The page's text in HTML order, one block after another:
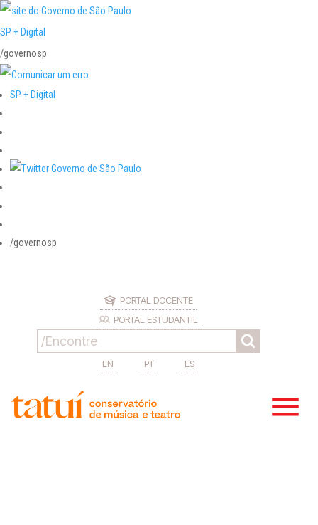
SP + Digital
/governosp
SP + Digital
/governosp
PORTAL DOCENTE
PORTAL ESTUDANTIL
EN PT ES